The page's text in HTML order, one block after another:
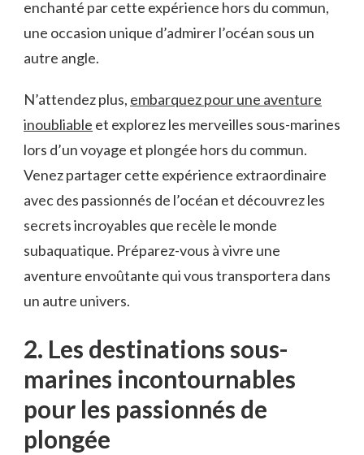
enchanté par cette expérience⁤ hors ​du commun,
une occasion unique d’admirer l’océan sous ⁢un
autre⁤ angle.
N’attendez plus, embarquez pour une aventure
inoubliable et ⁢explorez les merveilles ⁣sous-marines
‌lors d’un​ voyage et plongée hors du⁣ commun.
Venez⁣ partager cette expérience ‍extraordinaire
avec des passionnés ⁤de l’océan et découvrez​ les
⁤secrets incroyables que recèle le ⁢monde
subaquatique. Préparez-vous à vivre une‌
aventure envoûtante qui vous transportera dans​
un autre univers.
2. Les destinations⁢ sous-
marines incontournables
‌pour les⁤ passionnés de
⁣plongée